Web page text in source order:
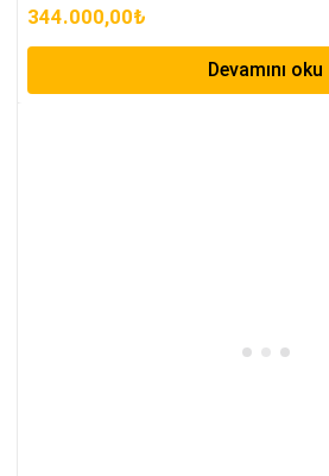
344.000,00₺
Devamını oku